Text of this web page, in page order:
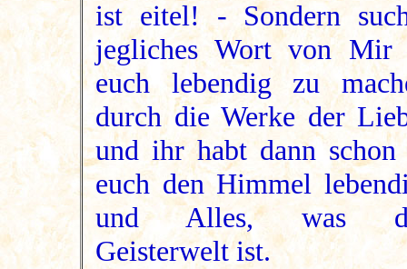
ist eitel! - Sondern
jegliches Wort von Mir
euch lebendig zu
durch die Werke der
und ihr habt dann
euch den Himmel
und Alles, was
Geisterwelt ist.